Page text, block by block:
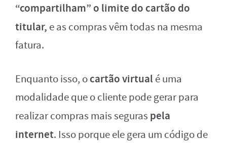
“compartilham” o limite do cartão do
titular, e as compras vêm todas na mesma
fatura.
Enquanto isso, ocartão virtual é uma
modalidade que o cliente pode gerar para
realizar compras mais seguras pela
internet. Isso porque ele gera um código de